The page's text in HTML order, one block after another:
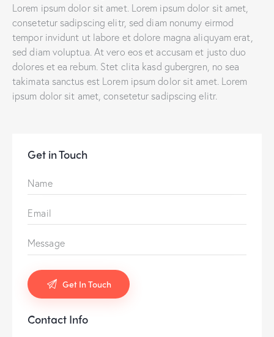
Lorem ipsum dolor sit amet. Lorem ipsum dolor sit amet,
consetetur sadipscing elitr, sed diam nonumy eirmod
tempor invidunt ut labore et dolore magna aliquyam erat,
sed diam voluptua. At vero eos et accusam et justo duo
dolores et ea rebum. Stet clita kasd gubergren, no sea
takimata sanctus est Lorem ipsum dolor sit amet. Lorem
ipsum dolor sit amet, consetetur sadipscing elitr.
Get in Touch
Contact Info